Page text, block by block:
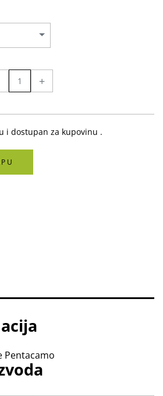
+
i dostupan za kupovinu .
Pentacamo